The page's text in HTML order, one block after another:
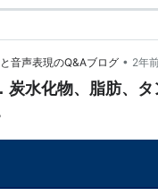
音声表現のQ&Aブログ • 2年
炭水化物、脂肪、